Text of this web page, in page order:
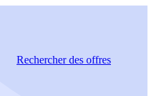
Rechercherdes offres